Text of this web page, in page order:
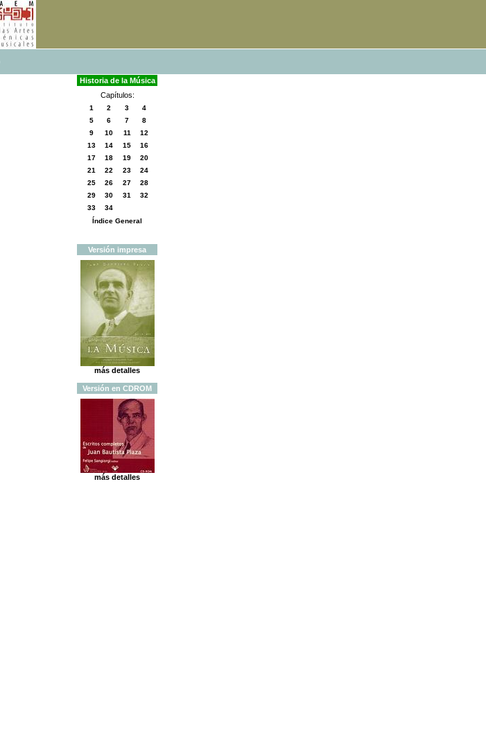
Historia de la Música
Capítulos:
1 2 3
4
5
6 7
8
9
10 11
12
13
14 15
16
17
18 19
20
21
22 23
24
25
26 27
28
29
30 31
32
33
34
Índice General
Versión impresa
más detalles
Versión en CDROM
más detalles